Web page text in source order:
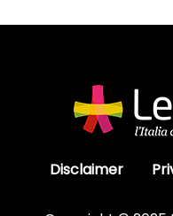
Disclaimer